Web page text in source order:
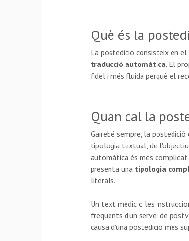
Què és la
La postedició consisteix en el
traducció automàtica. El
fidel i més fluida perquè el
Quan cal la
Gairebé sempre, la
tipologia textual, de
automàtica és més
presenta una tipologia
literals.
Un text mèdic o les
freqüents d'un servei de
causa d'una postedició més